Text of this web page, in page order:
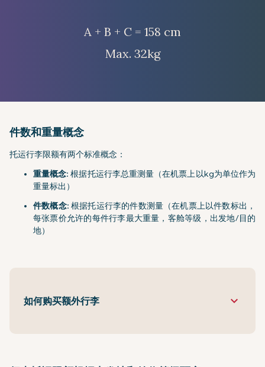
A + B + C = 158 cm
Max. 32kg
件数和重量概念
托运行李限额有两个标准概念：
重量概念: 根据托运行李总重测量（在机票上以kg为单位作为
重量标出）
件数概念: 根据托运行李的件数测量（在机票上以件数标出，
每张票价允许的每件行李最大重量，客舱等级，出发地/目的
地）
如何购买额外行李 keyboard_arrow_down